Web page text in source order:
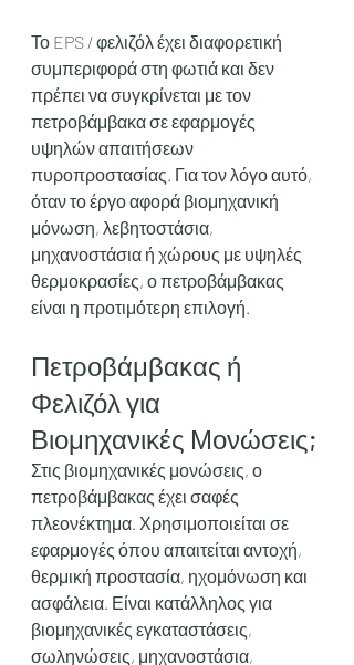
Το EPS / φελιζόλ έχει διαφορετική
συμπεριφορά στη φωτιά και δεν
πρέπει να συγκρίνεται με τον
πετροβάμβακα σε εφαρμογές
υψηλών απαιτήσεων
πυροπροστασίας. Για τον λόγο αυτό,
όταν το έργο αφορά βιομηχανική
μόνωση, λεβητοστάσια,
μηχανοστάσια ή χώρους με υψηλές
θερμοκρασίες, ο πετροβάμβακας
είναι η προτιμότερη επιλογή.
Πετροβάμβακας ή
Φελιζόλ για
Βιομηχανικές Μονώσεις;
Στις βιομηχανικές μονώσεις, ο
πετροβάμβακας έχει σαφές
πλεονέκτημα. Χρησιμοποιείται σε
εφαρμογές όπου απαιτείται αντοχή,
θερμική προστασία, ηχομόνωση και
ασφάλεια. Είναι κατάλληλος για
βιομηχανικές εγκαταστάσεις,
σωληνώσεις, μηχανοστάσια,